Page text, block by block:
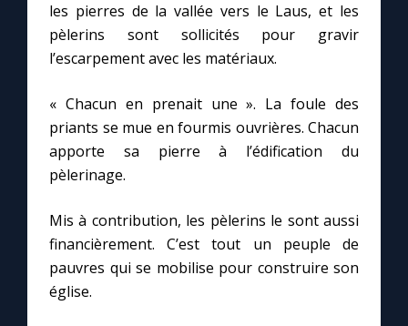
les pierres de la vallée vers le Laus, et les
pèlerins sont sollicités pour gravir
l’escarpement avec les matériaux.
« Chacun en prenait une ». La foule des
priants se mue en fourmis ouvrières. Chacun
apporte sa pierre à l’édification du
pèlerinage.
Mis à contribution, les pèlerins le sont aussi
financièrement. C’est tout un peuple de
pauvres qui se mobilise pour construire son
église.